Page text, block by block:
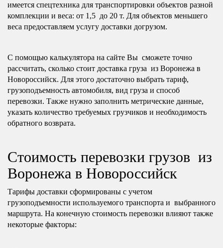
имеется спецтехника для транспортировки объектов разной
комплекции и веса: от 1,5 до 20 т. Для объектов меньшего
веса предоставляем услугу доставки догрузом.
С помощью калькулятора на сайте Вы сможете точно
рассчитать, сколько стоит доставка груза из Воронежа в
Новороссийск. Для этого достаточно выбрать тариф,
грузоподъемность автомобиля, вид груза и способ
перевозки. Также нужно заполнить метрические данные,
указать количество требуемых грузчиков и необходимость
обратного возврата.
Стоимость перевозки грузов из
Воронежа в Новороссийск
Тарифы доставки сформированы с учетом
грузоподъемности используемого транспорта и выбранного
маршрута. На конечную стоимость перевозки влияют также
некоторые факторы: